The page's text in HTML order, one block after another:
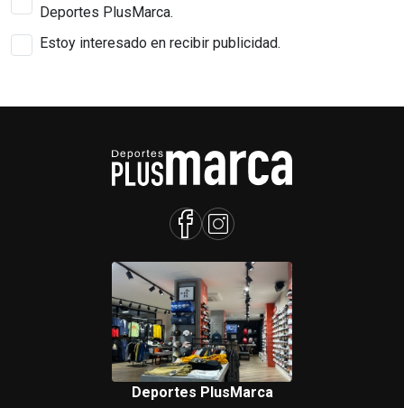
Deportes PlusMarca.
Estoy interesado en recibir publicidad.
Deportes PlusMarca